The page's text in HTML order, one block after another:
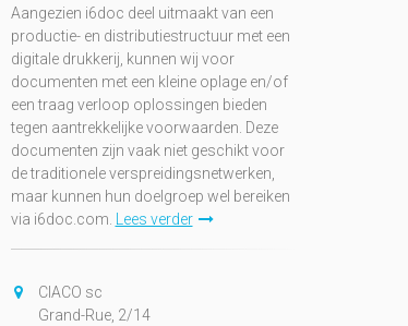
Aangezien i6doc deel uitmaakt van een
productie- en distributiestructuur met een
digitale drukkerij, kunnen wij voor
documenten met een kleine oplage en/of
een traag verloop oplossingen bieden
tegen aantrekkelijke voorwaarden. Deze
documenten zijn vaak niet geschikt voor
de traditionele verspreidingsnetwerken,
maar kunnen hun doelgroep wel bereiken
via i6doc.com. Lees verder
CIACO sc
Grand-Rue, 2/14